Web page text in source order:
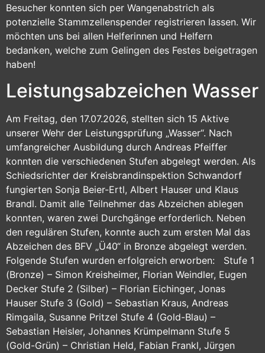
Besucher konnten sich per Wangenabstrich als
potenzielle Stammzellenspender registrieren lassen. Wir
möchten uns bei allen Helferinnen und Helfern
bedanken, welche zum Gelingen des Festes beigetragen
haben!
Leistungsabzeichen Wasser
Am Freitag, den 17.07.2026, stellten sich 15 Aktive
unserer Wehr der Leistungsprüfung „Wasser“. Nach
umfangreicher Ausbildung durch Andreas Pfeiffer
konnten die verschiedenen Stufen abgelegt werden. Als
Schiedsrichter der Kreisbrandinspektion Schwandorf
fungierten Sonja Beier-Ertl, Albert Hauser und Klaus
Brandl. Damit alle Teilnehmer das Abzeichen ablegen
konnten, waren zwei Durchgänge erforderlich. Neben
den regulären Stufen, konnte auch zum ersten Mal das
Abzeichen des BFV „Ü40“ in Bronze abgelegt werden.
Folgende Stufen wurden erfolgreich erworben: Stufe 1
(Bronze) – Simon Kreisheimer, Florian Weindler, Eugen
Decker Stufe 2 (Silber) – Florian Eichinger, Jonas
Hauser Stufe 3 (Gold) – Sebastian Kraus, Andreas
Rimgaila, Susanne Pritzel Stufe 4 (Gold-Blau) –
Sebastian Heisler, Johannes Krümpelmann Stufe 5
(Gold-Grün) – Christian Held, Fabian Frankl, Jürgen